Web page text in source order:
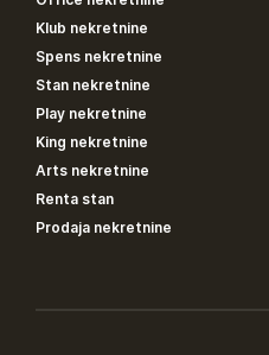
Klub nekretnine
Spens nekretnine
Stan nekretnine
Play nekretnine
King nekretnine
Arts nekretnine
Renta stan
Prodaja nekretnine